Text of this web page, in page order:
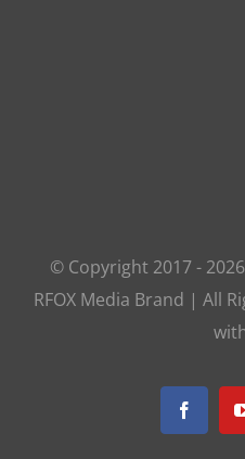
© Copyright 2017 - 2026
RFOX Media Brand | All